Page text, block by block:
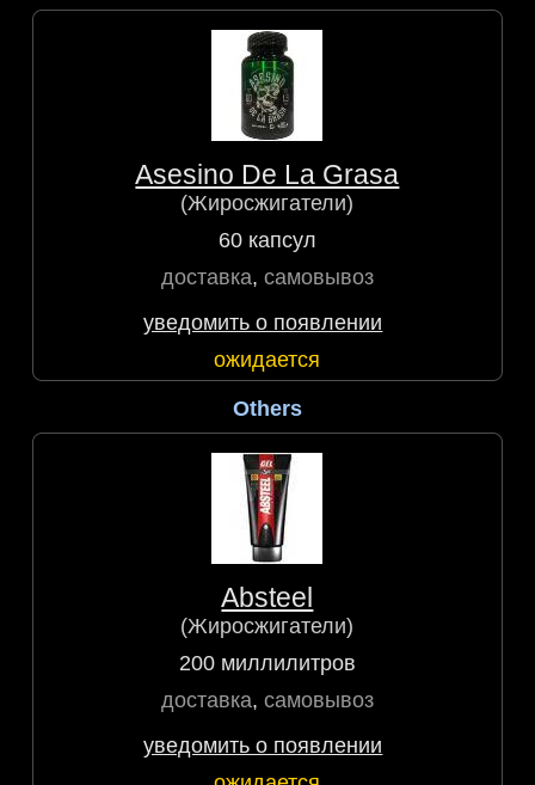
Asesino De La Grasa
(Жиросжигатели)
60 капсул
доставка, самовывоз
уведомить о появлении
ожидается
Others
Absteel
(Жиросжигатели)
200 миллилитров
доставка, самовывоз
уведомить о появлении